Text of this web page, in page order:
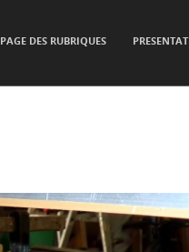
PAGE DES RUBRIQUES